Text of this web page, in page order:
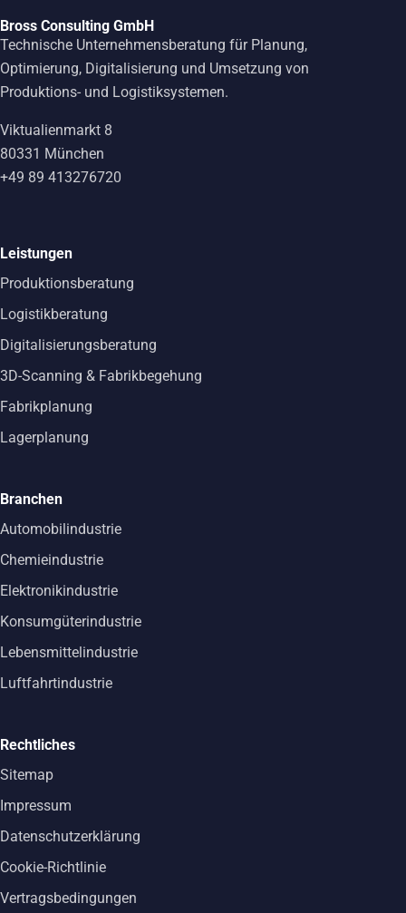
Bross Consulting GmbH
Technische Unternehmensberatung für Planung,
Optimierung, Digitalisierung und Umsetzung von
Produktions- und Logistiksystemen.
Viktualienmarkt 8
80331 München
+49 89 413276720
Leistungen
Produktionsberatung
Logistikberatung
Digitalisierungsberatung
3D-Scanning & Fabrikbegehung
Fabrikplanung
Lagerplanung
Branchen
Automobilindustrie
Chemieindustrie
Elektronikindustrie
Konsumgüterindustrie
Lebensmittelindustrie
Luftfahrtindustrie
Rechtliches
Sitemap
Impressum
Datenschutzerklärung
Cookie-Richtlinie
Vertragsbedingungen